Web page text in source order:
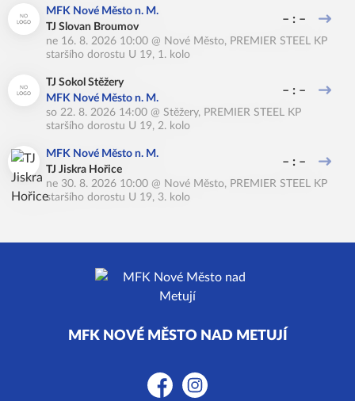
MFK Nové Město n. M.
TJ Slovan Broumov
– : –
ne 16. 8. 2026 10:00 @ Nové Město, PREMIER STEEL KP
staršího dorostu U 19, 1. kolo
TJ Sokol Stěžery
MFK Nové Město n. M.
– : –
so 22. 8. 2026 14:00 @ Stěžery, PREMIER STEEL KP
staršího dorostu U 19, 2. kolo
MFK Nové Město n. M.
TJ Jiskra Hořice
– : –
ne 30. 8. 2026 10:00 @ Nové Město, PREMIER STEEL KP
staršího dorostu U 19, 3. kolo
MFK NOVÉ MĚSTO NAD METUJÍ
FacebookInstagram